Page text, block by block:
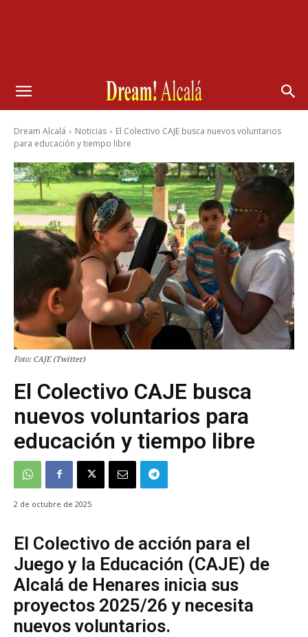
Dream Alcalá Noticias
El Colectivo CAJE busca nuevos voluntarios
para educación y tiempo libre
Foto: CAJE (Twitter)
El Colectivo CAJE busca
nuevos voluntarios para
educación y tiempo libre
2 de octubre de 2025
El Colectivo de acción para el
Juego y la Educación (CAJE) de
Alcalá de Henares inicia sus
proyectos 2025/26 y necesita
nuevos voluntarios.